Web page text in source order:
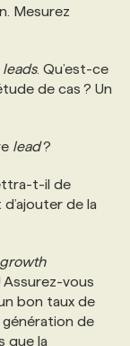
Mesurez
leads. Qu’est-ce
de cas ? Un
lead?
t-il de
de la
growth
vous
bon taux de
de
que la